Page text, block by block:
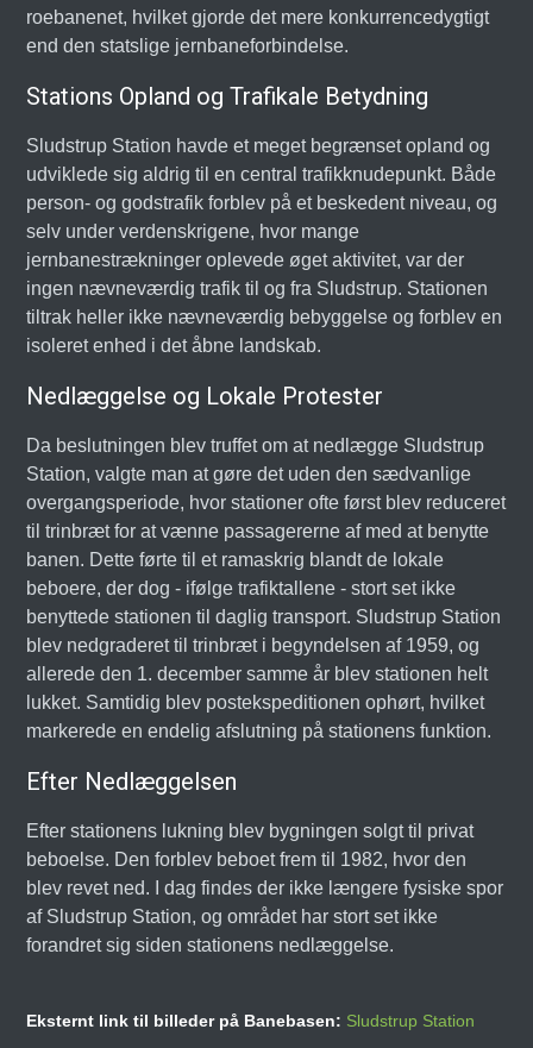
roebanenet, hvilket gjorde det mere konkurrencedygtigt
end den statslige jernbaneforbindelse.
Stations Opland og Trafikale Betydning
Sludstrup Station havde et meget begrænset opland og
udviklede sig aldrig til en central trafikknudepunkt. Både
person- og godstrafik forblev på et beskedent niveau, og
selv under verdenskrigene, hvor mange
jernbanestrækninger oplevede øget aktivitet, var der
ingen nævneværdig trafik til og fra Sludstrup. Stationen
tiltrak heller ikke nævneværdig bebyggelse og forblev en
isoleret enhed i det åbne landskab.
Nedlæggelse og Lokale Protester
Da beslutningen blev truffet om at nedlægge Sludstrup
Station, valgte man at gøre det uden den sædvanlige
overgangsperiode, hvor stationer ofte først blev reduceret
til trinbræt for at vænne passagererne af med at benytte
banen. Dette førte til et ramaskrig blandt de lokale
beboere, der dog - ifølge trafiktallene - stort set ikke
benyttede stationen til daglig transport. Sludstrup Station
blev nedgraderet til trinbræt i begyndelsen af 1959, og
allerede den 1. december samme år blev stationen helt
lukket. Samtidig blev postekspeditionen ophørt, hvilket
markerede en endelig afslutning på stationens funktion.
Efter Nedlæggelsen
Efter stationens lukning blev bygningen solgt til privat
beboelse. Den forblev beboet frem til 1982, hvor den
blev revet ned. I dag findes der ikke længere fysiske spor
af Sludstrup Station, og området har stort set ikke
forandret sig siden stationens nedlæggelse.
Eksternt link til billeder på Banebasen: Sludstrup Station